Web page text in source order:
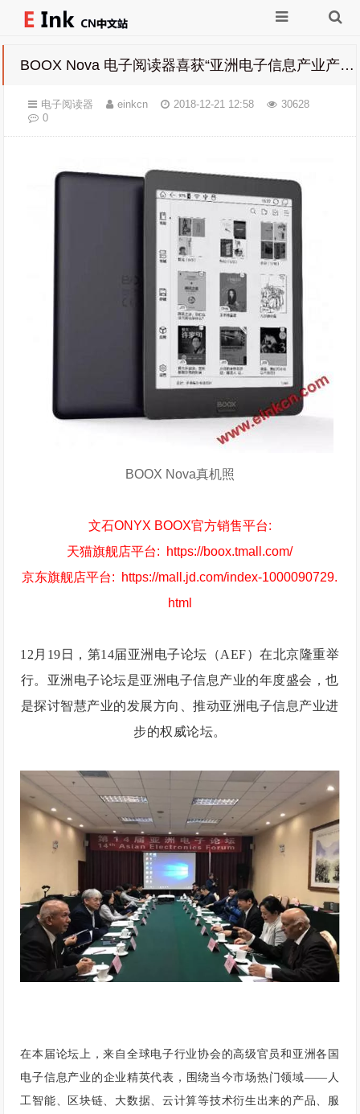
BOOX Nova 电子阅读器喜获“亚洲电子信息产业产品创新大奖”
电子阅读器 einkcn 2018-12-21 12:58
30628
0
BOOX Nova真机照
文石ONYX BOOX官方销售平台:
天猫旗舰店平台: https://boox.tmall.com/
京东旗舰店平台: https://mall.jd.com/index-1000090729.
html
12月19日，第14届亚洲电子论坛（AEF）在北京隆重举
行。亚洲电子论坛是亚洲电子信息产业的年度盛会，也
是探讨智慧产业的发展方向、推动亚洲电子信息产业进
步的权威论坛。
在本届论坛上，来自全球电子行业协会的高级官员和亚洲各国
电子信息产业的企业精英代表，围绕当今市场热门领域——人
工智能、区块链、大数据、云计算等技术衍生出来的产品、服